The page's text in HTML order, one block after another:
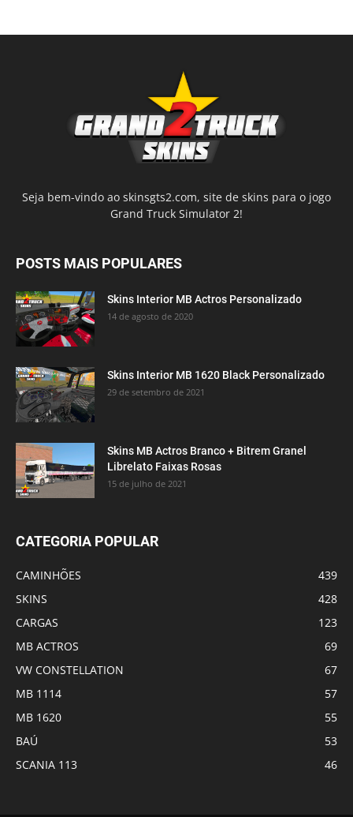
Seja bem-vindo ao skinsgts2.com, site de skins para o jogo
Grand Truck Simulator 2!
POSTS MAIS POPULARES
Skins Interior MB Actros Personalizado
14 de agosto de 2020
Skins Interior MB 1620 Black Personalizado
29 de setembro de 2021
Skins MB Actros Branco + Bitrem Granel
Librelato Faixas Rosas
15 de julho de 2021
CATEGORIA POPULAR
CAMINHÕES
439
SKINS
428
CARGAS
123
MB ACTROS
69
VW CONSTELLATION
67
MB 1114
57
MB 1620
55
BAÚ
53
SCANIA 113
46